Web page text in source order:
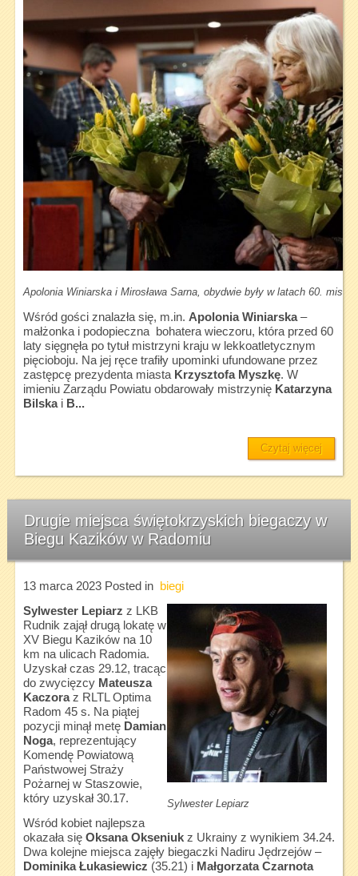
Apolonia Winiarska i Mirosława Sarna, obydwie były w latach 60.
Wśród gości znalazła się, m.in. Apolonia Winiarska–
małżonka i podopieczna bohatera wieczoru, która przed 60
laty sięgnęła po tytuł mistrzyni kraju w lekkoatletycznym
pięcioboju. Na jej ręce trafiły upominki ufundowane przez
zastępcę prezydenta miasta Krzysztofa Myszkę. W
imieniu Zarządu Powiatu obdarowały mistrzynię Katarzyna
Bilskai B...
Czytaj więcej
Drugie miejsca świętokrzyskich biegaczy w
Biegu Kazików w Radomiu
13 marca 2023Posted in biegi
Sylwester Lepiarz
Sylwester Lepiarz z LKB
Rudnik zajął drugą lokatę w
XV Biegu Kazików na 10
km na ulicach Radomia.
Uzyskał czas 29.12, tracąc
do zwycięzcy Mateusza
Kaczoraz RLTL Optima
Radom 45 s. Na piątej
pozycji minął metę Damian
Noga, reprezentujący
Komendę Powiatową
Państwowej Straży
Pożarnej w Staszowie,
który uzyskał 30.17.
Wśród kobiet najlepsza
okazała się Oksana Okseniukz Ukrainy z wynikiem 34.24.
Dwa kolejne miejsca zajęły biegaczki Nadiru Jędrzejów –
Dominika Łukasiewicz (35.21) i Małgorzata Czarnota